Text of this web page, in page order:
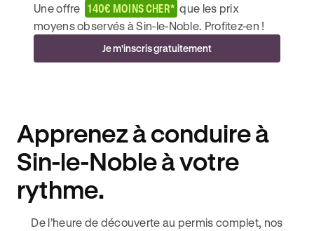
Une offre 140€ MOINS CHER* que les prix
moyens observés à Sin-le-Noble. Profitez-en !
Je m'inscris gratuitement
Apprenez à conduire à
Sin-le-Noble à votre
rythme.
De l’heure de découverte au permis complet, nos